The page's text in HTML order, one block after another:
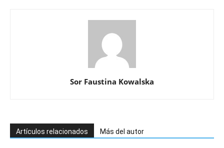
Sor Faustina Kowalska
Artículos relacionados Más del autor